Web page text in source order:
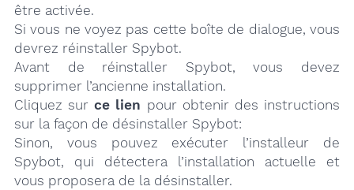
être activée.
Si vous ne voyez pas cette boîte de dialogue, vous
devrez réinstaller Spybot.
Avant de réinstaller Spybot, vous devez
supprimer l’ancienne installation.
Cliquez surce lien pour obtenir des instructions
sur la façon de désinstaller Spybot:
Sinon, vous pouvez exécuter l’installeur de
Spybot, qui détectera l’installation actuelle et
vous proposera de la désinstaller.